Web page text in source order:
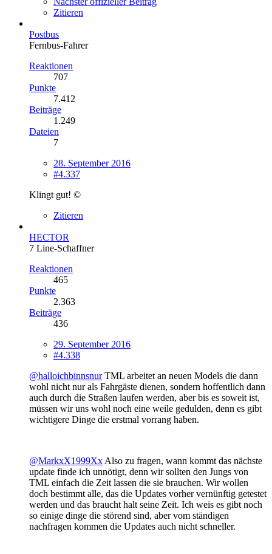
Zitieren
Postbus
Fernbus-Fahrer
Reaktionen
707
Punkte
7.412
Beiträge
1.249
Dateien
7
28. September 2016
#4.337
Klingt gut! ©
Zitieren
HECTOR
7 Line-Schaffner
Reaktionen
465
Punkte
2.363
Beiträge
436
29. September 2016
#4.338
@halloichbinnsnurTML arbeitet an neuen Models die dann
wohl nicht nur als Fahrgäste dienen, sondern hoffentlich dann
auch durch die Straßen laufen werden, aber bis es soweit ist,
müssen wir uns wohl noch eine weile gedulden, denn es gibt
wichtigere Dinge die erstmal vorrang haben.
@MarkxX1999Xx Also zu fragen, wann kommt das nächste
update finde ich unnötigt, denn wir sollten den Jungs von
TML einfach die Zeit lassen die sie brauchen. Wir wollen
doch bestimmt alle, das die Updates vorher vernünftig getestet
werden und das braucht halt seine Zeit. Ich weis es gibt noch
so einige dinge die störend sind, aber vom ständigen
nachfragen kommen die Updates auch nicht schneller.